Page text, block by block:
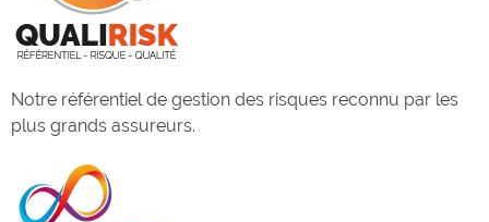
Notre référentiel de gestion des risques reconnu par les
plus grands assureurs.